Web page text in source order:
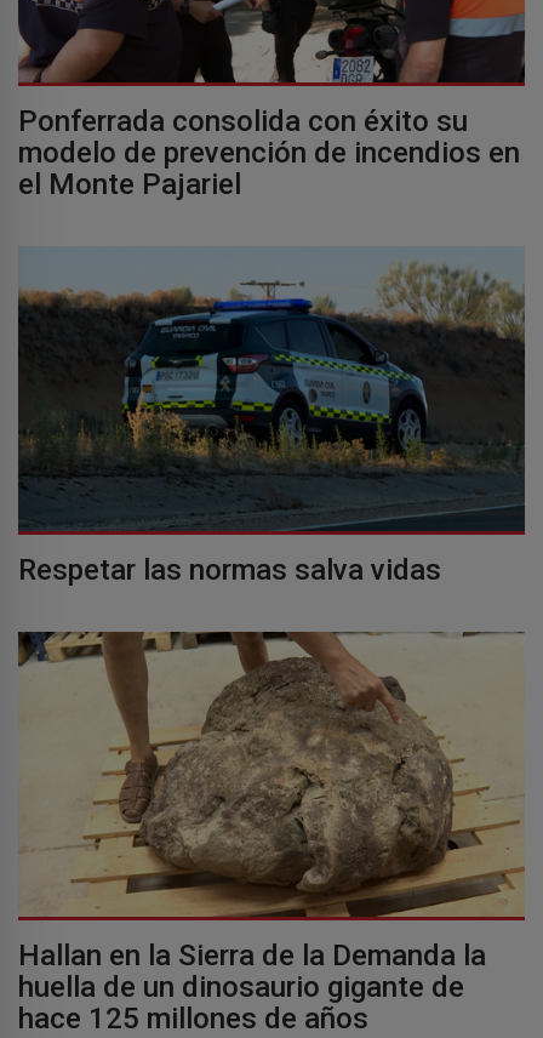
Ponferrada consolida con éxito su
modelo de prevención de incendios en
el Monte Pajariel
Respetar las normas salva vidas
Hallan en la Sierra de la Demanda la
huella de un dinosaurio gigante de
hace 125 millones de años